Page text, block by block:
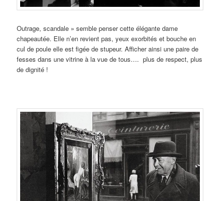
Outrage, scandale » semble penser cette élégante dame
chapeautée. Elle n’en revient pas, yeux exorbités et bouche en
cul de poule elle est figée de stupeur. Afficher ainsi une paire de
fesses dans une vitrine à la vue de tous…. plus de respect, plus
de dignité !